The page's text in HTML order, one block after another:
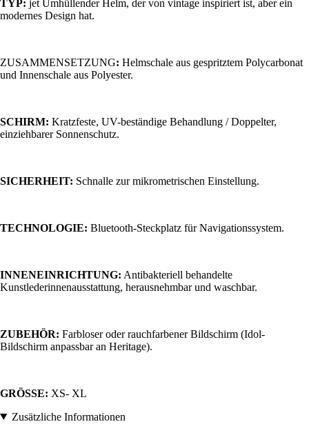
TYP: jet Umhüllender Helm, der von vintage inspiriert ist, aber ein
modernes Design hat.
ZUSAMMENSETZUNG: Helmschale aus gespritztem Polycarbonat
und Innenschale aus Polyester.
SCHIRM: Kratzfeste, UV-beständige Behandlung / Doppelter,
einziehbarer Sonnenschutz.
SICHERHEIT: Schnalle zur mikrometrischen Einstellung.
TECHNOLOGIE: Bluetooth-Steckplatz für Navigationssystem.
INNENEINRICHTUNG: Antibakteriell behandelte
Kunstlederinnenausstattung, herausnehmbar und waschbar.
ZUBEHÖR: Farbloser oder rauchfarbener Bildschirm (Idol-
Bildschirm anpassbar an Heritage).
GRÖSSE: XS- XL
Zusätzliche Informationen